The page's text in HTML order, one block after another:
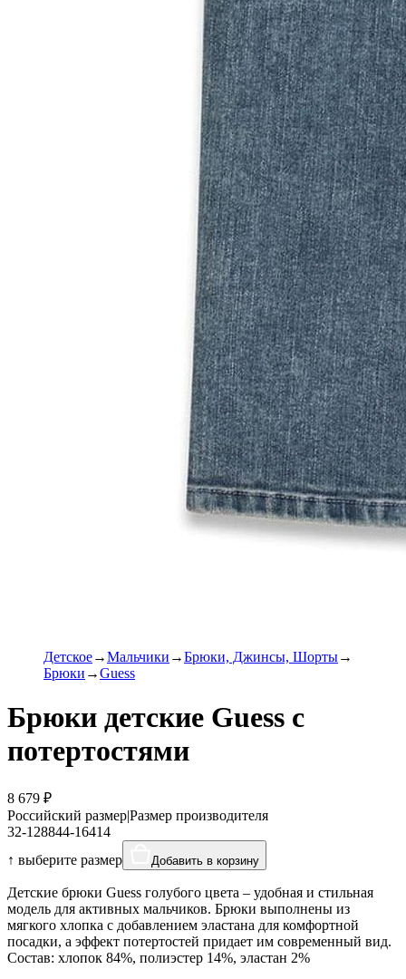
Детское Мальчики
Брюки, Джинсы, Шорты
Брюки
Guess
Брюки детские Guess с
потертостями
8 679 ₽
Российский размер|Размер производителя
32-128844-16414
↑ выберите размер
Добавить в корзину
Детские брюки Guess голубого цвета – удобная и стильная
модель для активных мальчиков. Брюки выполнены из
мягкого хлопка с добавлением эластана для комфортной
посадки, а эффект потертостей придает им современный вид.
Состав: хлопок 84%, полиэстер 14%, эластан 2%